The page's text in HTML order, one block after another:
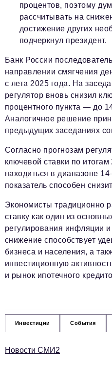
процентов, поэтому
рассчитывать на
достижение других
подчеркнул президент.
Банк России
направлении смягчения
с лета 2025 года. На
регулятор вновь снизил
процентного пункта — до
Аналогичное решение
предыдущих заседаниях
Согласно прогнозам
ключевой ставки по
находиться в диапазоне
показатель способен
Экономисты традиционно
ставку как один из
регулирования инфляции
снижение способствует
бизнеса и населения, а
инвестиционную
и рынок ипотечного
Инвестиции События
Новости СМИ2